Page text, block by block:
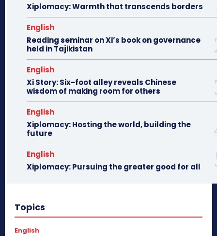
Xiplomacy: Warmth that transcends borders
English
Reading seminar on Xi’s book on governance
held in Tajikistan
English
Xi Story: Six-foot alley reveals Chinese
wisdom of making room for others
English
Xiplomacy: Hosting the world, building the
future
English
Xiplomacy: Pursuing the greater good for all
Topics
English